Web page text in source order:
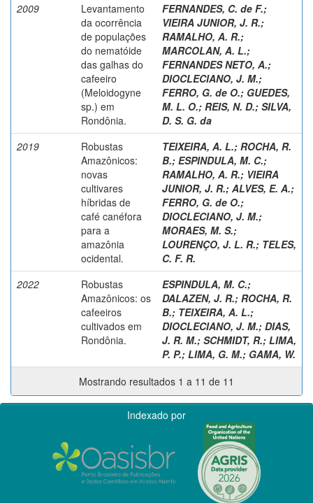
2009
Levantamento
da ocorrência
de populações
do nematóide
das galhas do
cafeeiro
(Meloidogyne
sp.) em
Rondônia.
FERNANDES, C. de F.;
VIEIRA JUNIOR, J. R.;
RAMALHO, A. R.;
MARCOLAN, A. L.;
FERNANDES NETO, A.;
DIOCLECIANO, J. M.;
FERRO, G. de O.; GUEDES,
M. L. O.; REIS, N. D.; SILVA,
D. S. G. da
2019
Robustas
Amazônicos:
novas
cultivares
híbridas de
café canéfora
para a
amazônia
ocidental.
TEIXEIRA, A. L.; ROCHA, R.
B.; ESPINDULA, M. C.;
RAMALHO, A. R.; VIEIRA
JUNIOR, J. R.; ALVES, E. A.;
FERRO, G. de O.;
DIOCLECIANO, J. M.;
MORAES, M. S.;
LOURENÇO, J. L. R.; TELES,
C. F. R.
2022
Robustas
Amazônicos: os
cafeeiros
cultivados em
Rondônia.
ESPINDULA, M. C.;
DALAZEN, J. R.; ROCHA, R.
B.; TEIXEIRA, A. L.;
DIOCLECIANO, J. M.; DIAS,
J. R. M.; SCHMIDT, R.; LIMA,
P. P.; LIMA, G. M.; GAMA, W.
Mostrando resultados 1 a 11 de 11
Indexado por